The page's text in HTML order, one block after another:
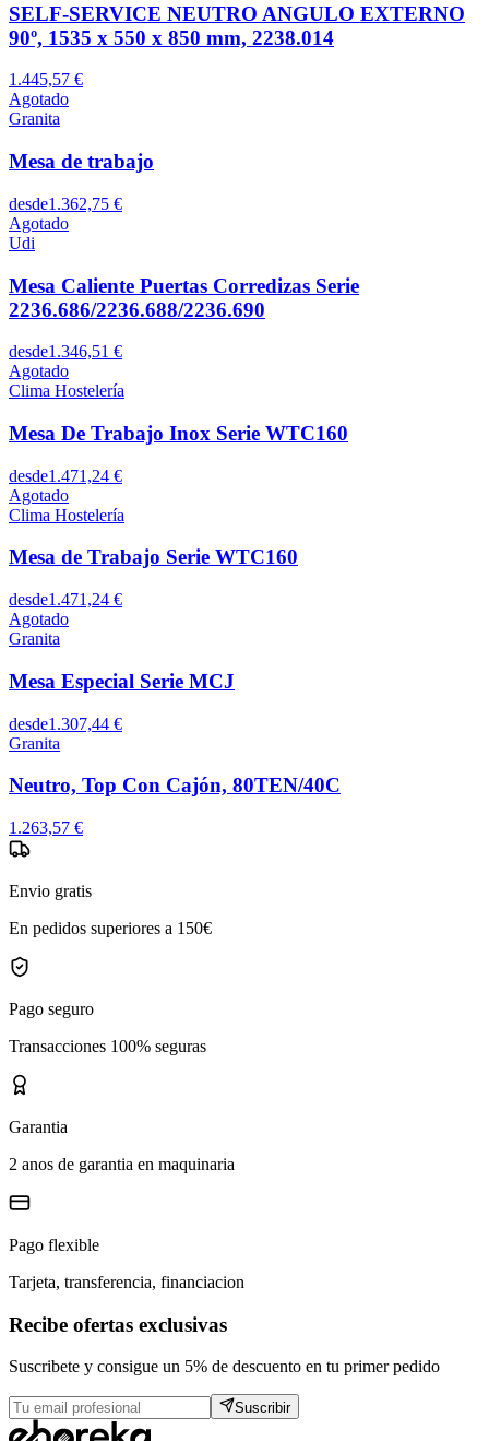
SELF-SERVICE NEUTRO ANGULO EXTERNO
90º, 1535 x 550 x 850 mm, 2238.014
1.445,57 €
Agotado
Granita
Mesa de trabajo
desde1.362,75 €
Agotado
Udi
Mesa Caliente Puertas Corredizas Serie
2236.686/2236.688/2236.690
desde1.346,51 €
Agotado
Clima Hostelería
Mesa De Trabajo Inox Serie WTC160
desde1.471,24 €
Agotado
Clima Hostelería
Mesa de Trabajo Serie WTC160
desde1.471,24 €
Agotado
Granita
Mesa Especial Serie MCJ
desde1.307,44 €
Granita
Neutro, Top Con Cajón, 80TEN/40C
1.263,57 €
Envio gratis
En pedidos superiores a 150€
Pago seguro
Transacciones 100% seguras
Garantia
2 anos de garantia en maquinaria
Pago flexible
Tarjeta, transferencia, financiacion
Recibe ofertas exclusivas
Suscribete y consigue un 5% de descuento en tu primer pedido
Suscribir